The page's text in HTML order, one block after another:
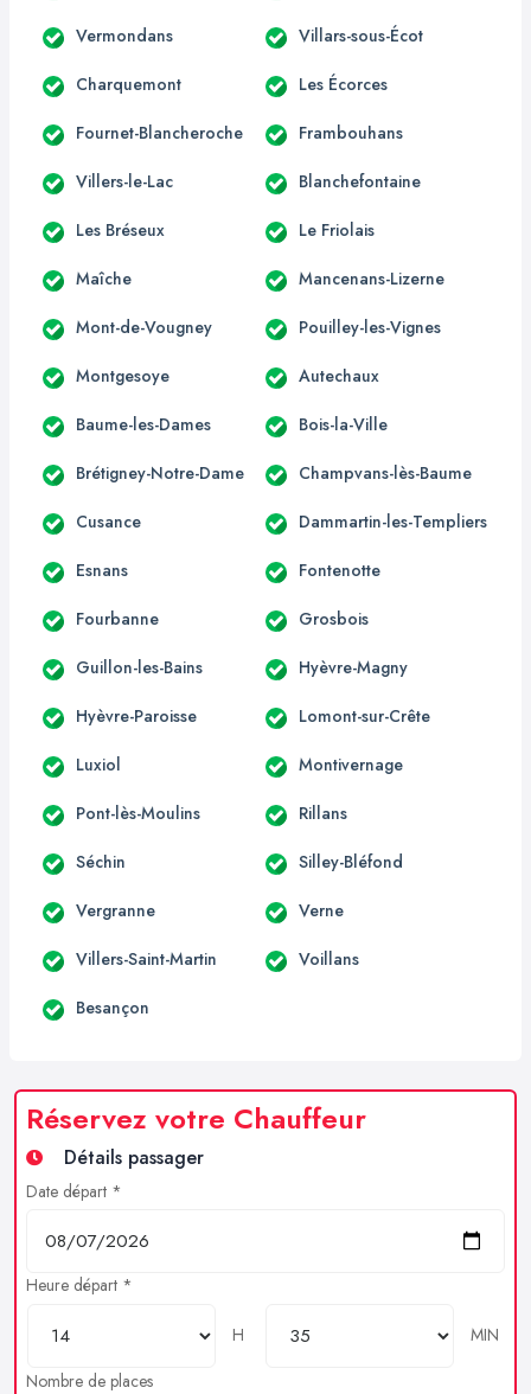
Vermondans Villars-sous-Écot
Charquemont Les Écorces
Fournet-Blancheroche Frambouhans
Villers-le-Lac Blanchefontaine
Les Bréseux Le Friolais
Maîche Mancenans-Lizerne
Mont-de-Vougney Pouilley-les-Vignes
Montgesoye Autechaux
Baume-les-Dames Bois-la-Ville
Brétigney-Notre-Dame Champvans-lès-Baume
Cusance Dammartin-les-Templiers
Esnans Fontenotte
Fourbanne Grosbois
Guillon-les-Bains Hyèvre-Magny
Hyèvre-Paroisse Lomont-sur-Crête
Luxiol Montivernage
Pont-lès-Moulins Rillans
Séchin Silley-Bléfond
Vergranne Verne
Villers-Saint-Martin Voillans
Besançon
Réservez votre Chauffeur
Détails passager
Date départ *
Heure départ *
H
MIN
Nombre de places